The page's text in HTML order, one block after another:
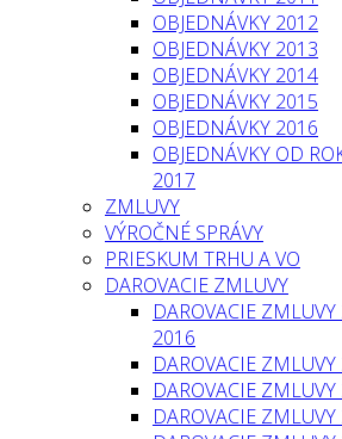
OBJEDNÁVKY 2012
OBJEDNÁVKY 2013
OBJEDNÁVKY 2014
OBJEDNÁVKY 2015
OBJEDNÁVKY 2016
OBJEDNÁVKY OD
2017
ZMLUVY
VÝROČNÉ SPRÁVY
PRIESKUM TRHU A VO
DAROVACIE ZMLUVY
DAROVACIE
2016
DAROVACIE
DAROVACIE
DAROVACIE